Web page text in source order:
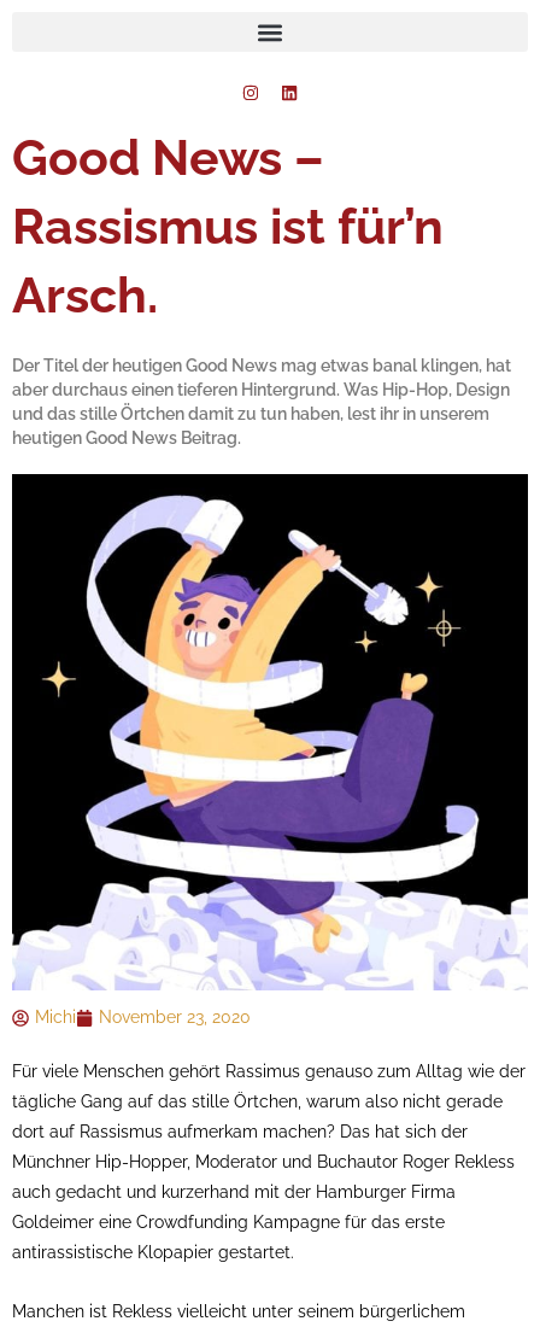
I
n
a
g
m
L
i
d
Good News –
Rassismus ist für’n
Arsch.
Der Titel der heutigen Good News mag etwas banal klingen, hat
aber durchaus einen tieferen Hintergrund. Was Hip-Hop, Design
und das stille Örtchen damit zu tun haben, lest ihr in unserem
heutigen Good News Beitrag.
Michi November 23, 2020
Für viele Menschen gehört Rassimus genauso zum Alltag wie der
tägliche Gang auf das stille Örtchen, warum also nicht gerade
dort auf Rassismus aufmerkam machen? Das hat sich der
Münchner Hip-Hopper, Moderator und Buchautor Roger Rekless
auch gedacht und kurzerhand mit der Hamburger Firma
Goldeimer eine Crowdfunding Kampagne für das erste
antirassistische Klopapier gestartet.
Manchen ist Rekless vielleicht unter seinem bürgerlichem